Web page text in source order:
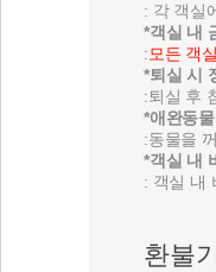
: 각 객실
*객실 내
:모든 객
*퇴실 시
:퇴실 후
*애완동
:동물을
*객실 내
: 객실 내
환불